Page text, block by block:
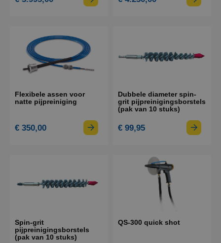
Flexibele assen voor
natte pijpreiniging
€ 350,00
Dubbele diameter spin-
grit pijpreinigingsborstels
(pak van 10 stuks)
€ 99,95
Spin-grit
pijpreinigingsborstels
(pak van 10 stuks)
QS-300 quick shot